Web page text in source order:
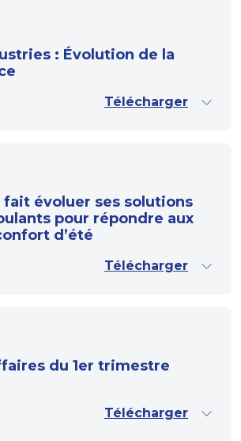
: Évolution de la
Télécharger
fait évoluer ses solutions
pour répondre aux
d’été
Télécharger
du 1er trimestre
Télécharger